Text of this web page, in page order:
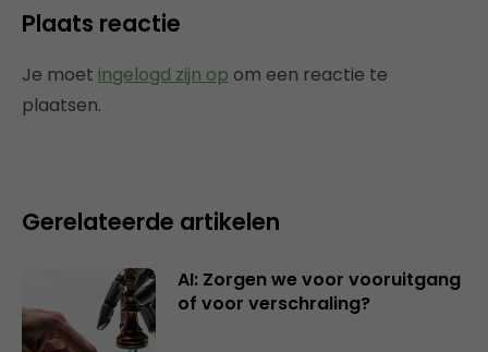
Plaats reactie
Je moet ingelogd zijn op om een reactie te
plaatsen.
Gerelateerde artikelen
AI: Zorgen we voor vooruitgang
of voor verschraling?